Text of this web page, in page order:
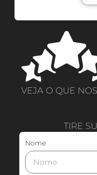
VEJA O QUE
TIRE
Nome